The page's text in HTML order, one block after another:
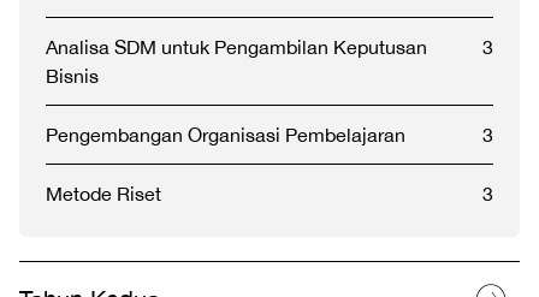
Analisa SDM untuk Pengambilan Keputusan
Bisnis
3
Pengembangan Organisasi Pembelajaran 3
Metode Riset 3